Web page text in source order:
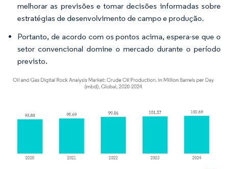
melhorar as previsões e tomar decisões informadas sobre
estratégias de desenvolvimento de campo e produção.
Portanto, de acordo com os pontos acima, espera-se que o
setor convencional domine o mercado durante o período
previsto.